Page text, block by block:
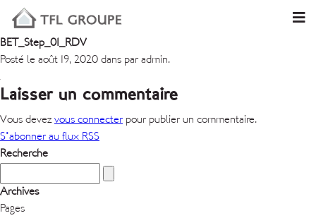
BET_Step_01_RDV
Posté le août 19, 2020 dans par admin.
Laisser un commentaire
Vous devez vous connecterpour publier un commentaire.
S'abonner au flux RSS
Recherche
Archives
Pages